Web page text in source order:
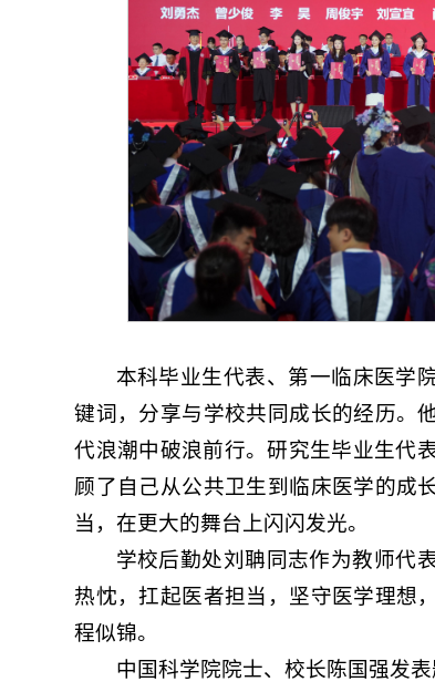
本科毕业生代表、第一临床医学
键词，分享与学校共同成长的经历。
代浪潮中破浪前行。研究生毕业生代
顾了自己从公共卫生到临床医学的成
当，在更大的舞台上闪闪发光。
学校后勤处刘聃同志作为教师代
热忱，扛起医者担当，坚守医学理想
程似锦。
中国科学院院士、校长陈国强发